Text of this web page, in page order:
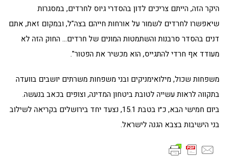
היקר הזה, הייתם צריכים לדון בהסדרי גיוס לחרדים, במסגרות
שיאפשרו לחרדים לשמור על אורחות חייהם בצה"ל, ובמקום זאת, אתם
דנים בהסדר סרבנות והשתמטות המונים של חרדים… החוק הזה לא
מעודד אף חרדי להתגייס, הוא מכשיר את הפטור".
משפחות שכול, מילואימניקים ובני משפחות משרתים יושבים בוועדה
בתקווה לראות עשייה לטובת ביטחון המדינה, וצופים בכאב בנעשה.
ביום חמישי הבא, כ״ו בטבת 15.1, נצעד יחד בירושלים בקריאה לשילוב
בני הישיבות בצבא הגנה לישראל.